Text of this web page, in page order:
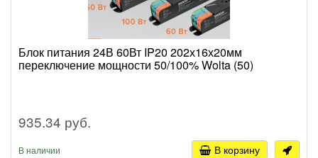
Блок питания 24В 60Вт IP20 202х16х20мм
переключение мощности 50/100% Wolta (50)
935.34 руб.
В наличии В корзину